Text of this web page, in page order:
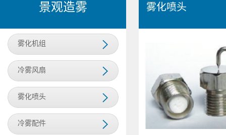
景观造雾
雾化机组
冷雾风扇
雾化喷头
冷雾配件
雾化喷头